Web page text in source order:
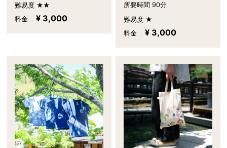
難易度 ★★
料金
¥ 3,000
所要時間 90分
難易度 ★
料金
¥ 3,000